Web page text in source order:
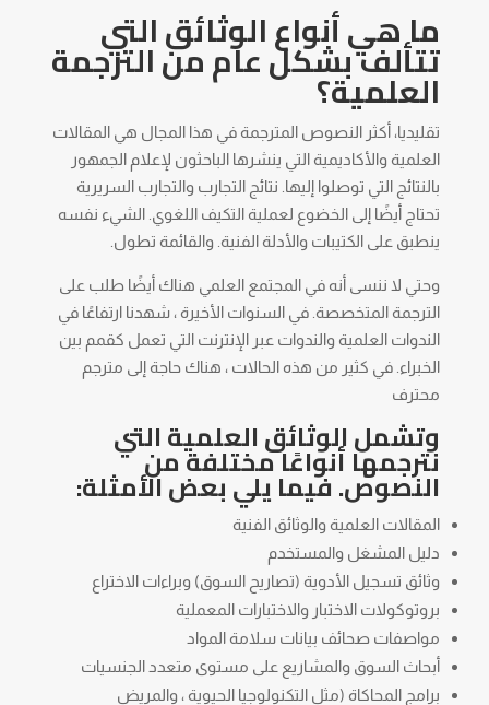
ما هي أنواع الوثائق التي
تتألف بشكل عام من الترجمة
العلمية؟
تقليديا، أكثر النصوص المترجمة في هذا المجال هي المقالات
العلمية والأكاديمية التي ينشرها الباحثون لإعلام الجمهور
بالنتائج التي توصلوا إليها. نتائج التجارب والتجارب السريرية
تحتاج أيضًا إلى الخضوع لعملية التكيف اللغوي. الشيء نفسه
ينطبق على الكتيبات والأدلة الفنية. والقائمة تطول.
وحتي لا ننسى أنه في المجتمع العلمي هناك أيضًا طلب على
الترجمة المتخصصة. في السنوات الأخيرة ، شهدنا ارتفاعًا في
الندوات العلمية والندوات عبر الإنترنت التي تعمل كقمم بين
الخبراء. في كثير من هذه الحالات ، هناك حاجة إلى مترجم
محترف
وتشمل الوثائق العلمية التي
نترجمها أنواعًا مختلفة من
النصوص. فيما يلي بعض الأمثلة:
المقالات العلمية والوثائق الفنية
دليل المشغل والمستخدم
وثائق تسجيل الأدوية (تصاريح السوق) وبراءات الاختراع
بروتوكولات الاختبار والاختبارات المعملية
مواصفات صحائف بيانات سلامة المواد
أبحاث السوق والمشاريع على مستوى متعدد الجنسيات
برامج المحاكاة (مثل التكنولوجيا الحيوية ، والمريض